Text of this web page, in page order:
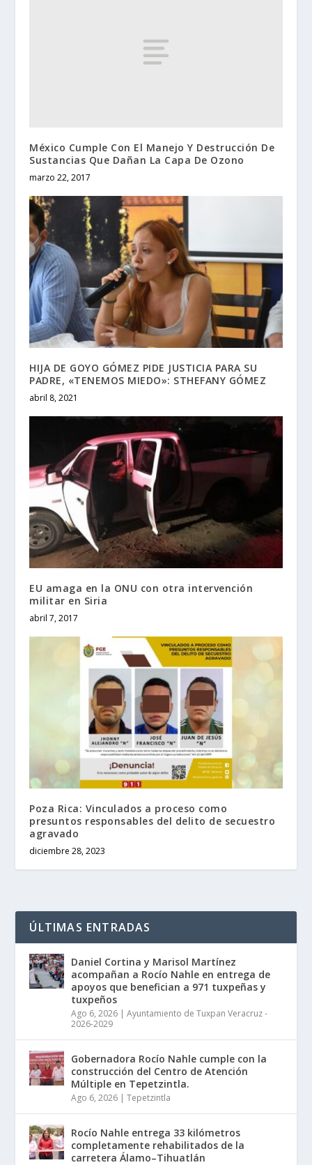
México Cumple Con El Manejo Y Destrucción De
Sustancias Que Dañan La Capa De Ozono
marzo 22, 2017
HIJA DE GOYO GÓMEZ PIDE JUSTICIA PARA SU
PADRE, «TENEMOS MIEDO»: STHEFANY GÓMEZ
abril 8, 2021
EU amaga en la ONU con otra intervención
militar en Siria
abril 7, 2017
Poza Rica: Vinculados a proceso como
presuntos responsables del delito de secuestro
agravado
diciembre 28, 2023
ÚLTIMAS ENTRADAS
Daniel Cortina y Marisol Martínez
acompañan a Rocío Nahle en entrega de
apoyos que benefician a 971 tuxpeñas y
tuxpeños
Ago 6, 2026 |Ayuntamiento de Tuxpan Veracruz -
2026-2029
Gobernadora Rocío Nahle cumple con la
construcción del Centro de Atención
Múltiple en Tepetzintla.
Ago 6, 2026 |Tepetzintla
Rocío Nahle entrega 33 kilómetros
completamente rehabilitados de la
carretera Álamo–Tihuatlán